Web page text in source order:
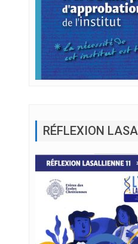
RÉFLEXION